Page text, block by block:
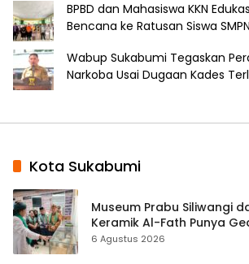
BPBD dan Mahasiswa KKN
Bencana ke Ratusan Siswa
Wabup Sukabumi Tegaskan
Narkoba Usai Dugaan Kades
Kota Sukabumi
Museum Prabu Siliwangi
Keramik Al-Fath Punya
Hampir 500 Koleksi
6 Agustus 2026